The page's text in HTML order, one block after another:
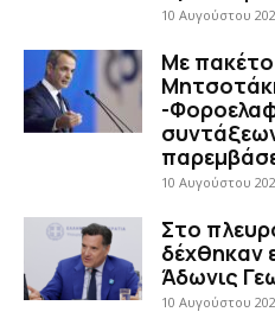
10 Αυγούστου
Με
-
10 Αυγούστου
Στο
δέχθηκαν
Άδωνις
10 Αυγούστου